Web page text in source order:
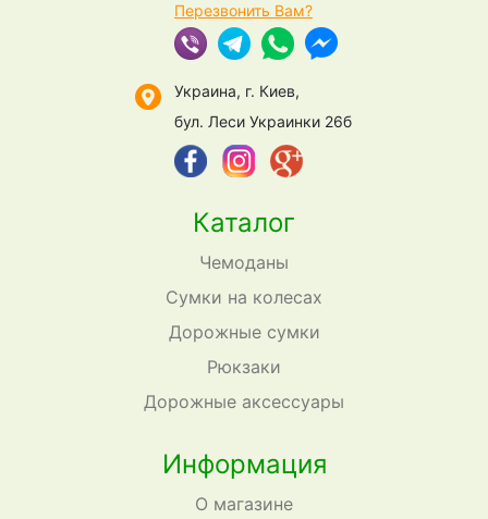
Каталог
Чемоданы
Сумки на колесах
Дорожные сумки
Рюкзаки
Дорожные аксессуары
Информация
О магазине
Перезвонить Вам?
Украина, г. Киев,
бул. Леси Украинки 26б